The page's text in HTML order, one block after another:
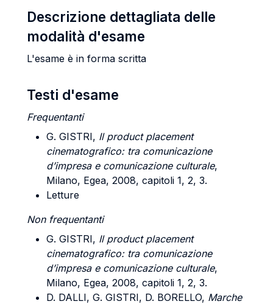
Descrizione dettagliata delle
modalità d'esame
L'esame è in forma scritta
Testi d'esame
Frequentanti
G. GISTRI, Il product placement
cinematografico: tra comunicazione
d’impresa e comunicazione culturale,
Milano, Egea, 2008, capitoli 1, 2, 3.
Letture
Non frequentanti
G. GISTRI, Il product placement
cinematografico: tra comunicazione
d’impresa e comunicazione culturale,
Milano, Egea, 2008, capitoli 1, 2, 3.
D. DALLI, G. GISTRI, D. BORELLO, Marche